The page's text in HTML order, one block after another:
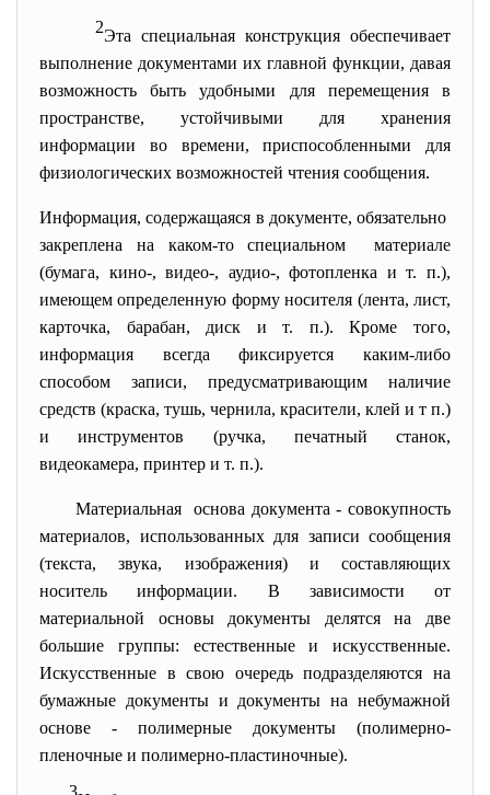
2Эта специальная конструкция обеспечивает
выполнение документами их главной функции, давая
возможность быть удобными для перемещения в
пространстве, устойчивыми для хранения
информации во времени, приспособленными для
физиологических возможностей чтения сообщения.
Информация, содержащаяся в документе, обязательно
закреплена на каком-то специальном материале
(бумага, кино-, видео-, аудио-, фотопленка и т. п.),
имеющем определенную форму носителя (лента, лист,
карточка, барабан, диск и т. п.). Кроме того,
информация всегда фиксируется каким-либо
способом записи, предусматривающим наличие
средств (краска, тушь, чернила, красители, клей и т п.)
и инструментов (ручка, печатный станок,
видеокамера, принтер и т. п.).
Материальная основа документа - совокупность
материалов, использованных для записи сообщения
(текста, звука, изображения) и составляющих
носитель информации. В зависимости от
материальной основы документы делятся на две
большие группы: естественные и искусственные.
Искусственные в свою очередь подразделяются на
бумажные документы и документы на небумажной
основе - полимерные документы (полимерно-
пленочные и полимерно-пластиночные).
3